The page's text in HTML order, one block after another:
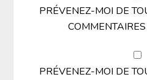
PRÉVENEZ-MOI DE
PRÉVENEZ-MOI DE